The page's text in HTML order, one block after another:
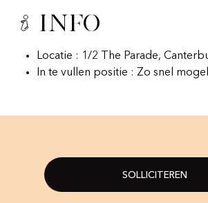
Info
Locatie : 1/2 The Parade,
In te vullen positie : Zo snel
SOLLICITEREN